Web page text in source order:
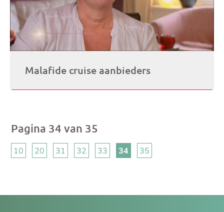
Malafide cruise aanbieders
Pagina 34 van 35
10 20 31 32 33 34 35